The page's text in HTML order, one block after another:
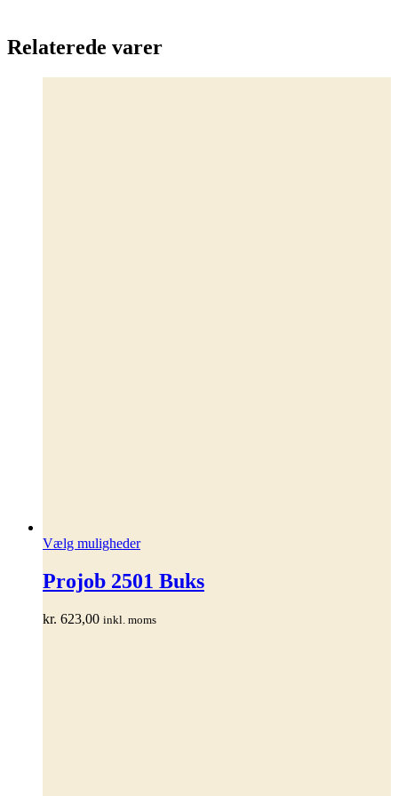
Relaterede varer
Vælg mulighederDette
har
flere
Mulighederne
Projob 2501 Buks
kr. 623,00 inkl. moms